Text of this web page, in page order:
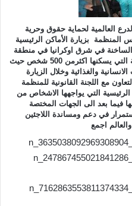
منظمة الدرع العالمية لحماية حقوق وحرية
المنظمة بزيارة الأماكن الرئيسية
الساخنة في شرق اوكرانيا في منطقة
كويالنك التابعة لمنظقة اوديسا الساحلية التي يسكنها اكثرمن 500 شخص حيث
والغذائية وخلال الزيارة
مع اللجنة القانونية للمنظمة
التي يواجهها الاشخاص من
فيما بعد الى الجهات المختصة
في دعم ومساندة اللاجئين
اجمع